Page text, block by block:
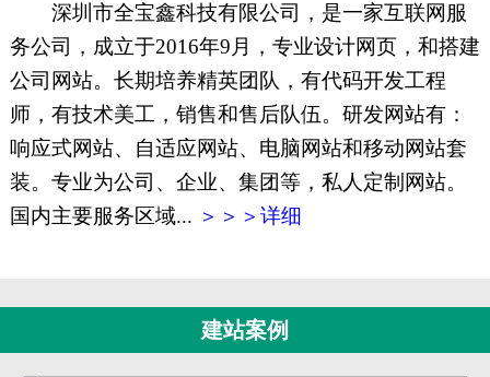
深圳市全宝鑫科技有限公司，是一家互联网服
务公司，成立于2016年9月，专业设计网页，和搭建
公司网站。长期培养精英团队，有代码开发工程
师，有技术美工，销售和售后队伍。研发网站有：
响应式网站、自适应网站、电脑网站和移动网站套
装。专业为公司、企业、集团等，私人定制网站。
国内主要服务区域... ＞＞＞详细
建站案例